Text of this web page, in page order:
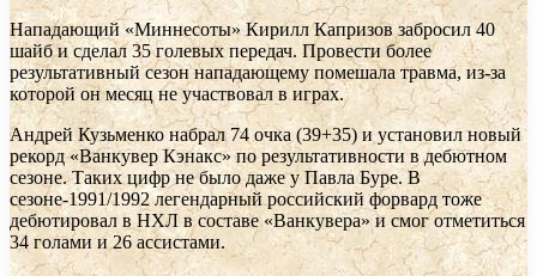
Нападающий «Миннесоты» Кирилл Капризов забросил 40
шайб и сделал 35 голевых передач. Провести более
результативный сезон нападающему помешала травма, из-за
которой он месяц не участвовал в играх.
Андрей Кузьменко набрал 74 очка (39+35) и установил новый
рекорд «Ванкувер Кэнакс» по результативности в дебютном
сезоне. Таких цифр не было даже у Павла Буре. В
сезоне-1991/1992 легендарный российский форвард тоже
дебютировал в НХЛ в составе «Ванкувера» и смог отметиться
34 голами и 26 ассистами.